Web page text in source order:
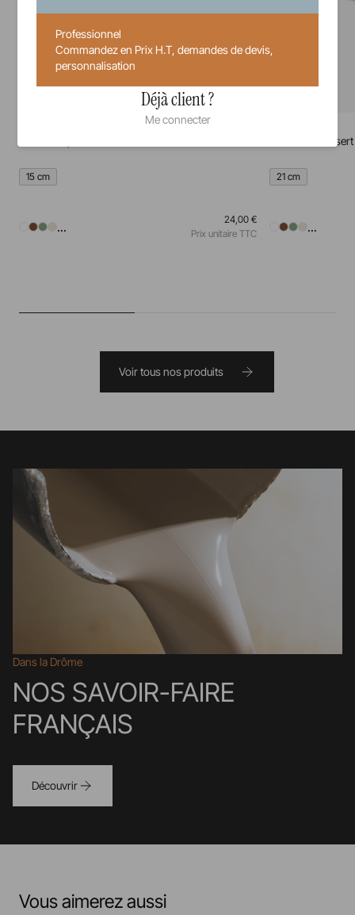
15 cm
...
24,00 €
Prix unitaire TTC
Assiette à dessert
21 cm
...
Voir tous nos produits
Dans la Drôme
NOS SAVOIR-FAIRE
FRANÇAIS
Découvrir
Vous aimerez aussi
Professionnel
Commandez en Prix H.T, demandes de devis,
personnalisation
Déjà client ?
Me connecter